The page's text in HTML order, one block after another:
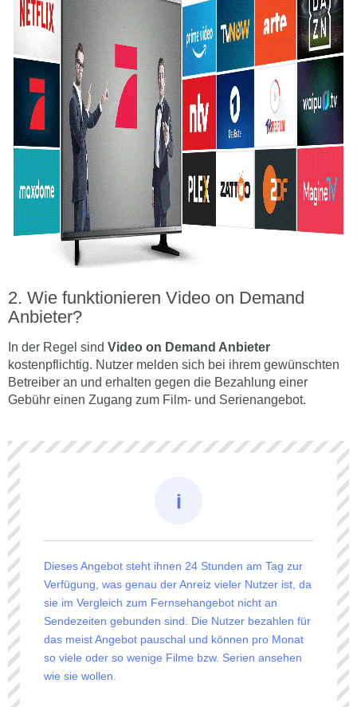
Wie funktionieren Video on Demand
Anbieter?
In der Regel sind Video on Demand Anbieter
kostenpflichtig. Nutzer melden sich bei ihrem gewünschten
Betreiber an und erhalten gegen die Bezahlung einer
Gebühr einen Zugang zum Film- und Serienangebot.
Dieses Angebot steht ihnen 24 Stunden am Tag zur
Verfügung, was genau der Anreiz vieler Nutzer ist, da
sie im Vergleich zum Fernsehangebot nicht an
Sendezeiten gebunden sind. Die Nutzer bezahlen für
das meist Angebot pauschal und können pro Monat
so viele oder so wenige Filme bzw. Serien ansehen
wie sie wollen.